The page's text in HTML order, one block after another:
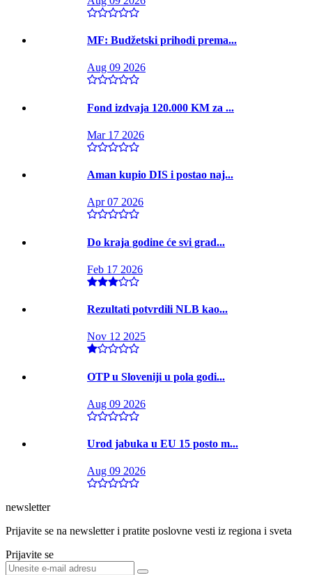
MF: Budžetski prihodi prema...
Aug 09 2026
Fond izdvaja 120.000 KM za ...
Mar 17 2026
Aman kupio DIS i postao naj...
Apr 07 2026
Do kraja godine će svi grad...
Feb 17 2026
Rezultati potvrdili NLB kao...
Nov 12 2025
OTP u Sloveniji u pola godi...
Aug 09 2026
Urod jabuka u EU 15 posto m...
Aug 09 2026
newsletter
Prijavite se na newsletter i pratite poslovne vesti iz regiona i sveta
Prijavite se